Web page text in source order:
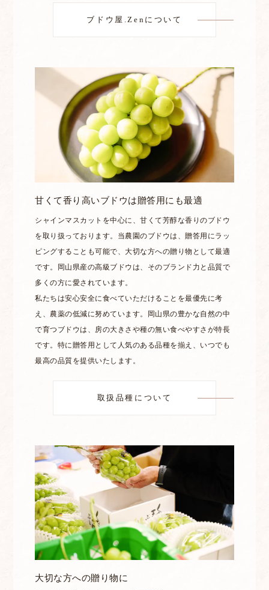
ブドウ屋.Zenについて
甘くて香り高いブドウは贈答用にも最適
シャインマスカットを中心に、甘くて芳醇な香りのブドウ
を取り扱っております。当農園のブドウは、贈答用にラッ
ピングすることも可能で、大切な方への贈り物として最適
です。岡山県産の高級ブドウは、そのブランド力と品質で
多くの方に愛されています。
私たちは安心安全に食べていただけることを最優先に考
え、農薬の低減に努めています。岡山県の豊かな自然の中
で育つブドウは、房の大きさや種の無い食べやすさが特長
です。特に贈答用として人気のある品種を揃え、いつでも
最高の品質を提供いたします。
取扱品種について
大切な方への贈り物に